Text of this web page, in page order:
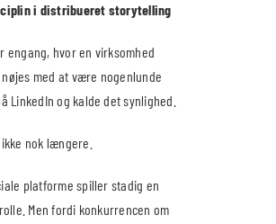
i distribueret storytelling
engang, hvor en virksomhed
nøjes med at være nogenlunde
LinkedIn og kalde det synlighed.
nok længere.
platforme spiller stadig en
Men fordi konkurrencen om